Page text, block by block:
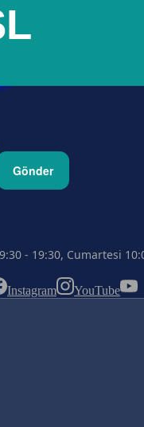
Gönder
- 19:30, Cumartesi
Instagram YouTube